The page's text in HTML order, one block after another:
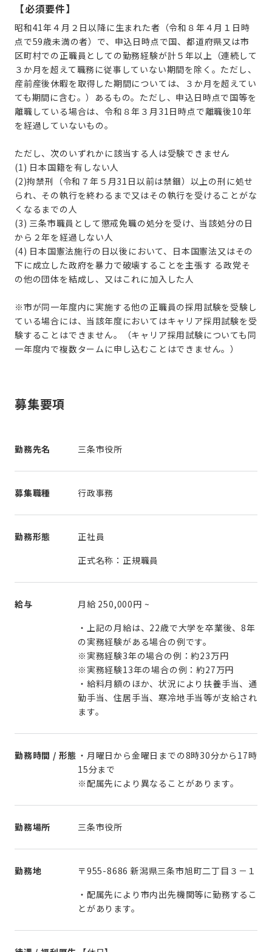
【必須要件】
昭和41年４月２日以降に生まれた者（令和８年４月１日時
点で59歳未満の者）で、申込日時点で国、都道府県又は市
区町村での正職員としての勤務経験が計５年以上（連続して
３か月を超えて職務に従事していない期間を除く。ただし、
産前産後休暇を取得した期間については、３か月を超えてい
ても期間に含む。）あるもの。ただし、申込日時点で国等を
離職している場合は、令和８年３月31日時点で離職後10年
を経過していないもの。
ただし、次のいずれかに該当する人は受験できません
(1) 日本国籍を有しない人
(2)拘禁刑（令和７年５月31日以前は禁錮）以上の刑に処せ
られ、その執行を終わるまで又はその執行を受けることがな
くなるまでの人
(3) 三条市職員として懲戒免職の処分を受け、当該処分の日
から２年を経過しない人
(4) 日本国憲法施行の日以後において、日本国憲法又はその
下に成立した政府を暴力で破壊することを主張す る政党そ
の他の団体を結成し、又はこれに加入した人
※市が同一年度内に実施する他の正職員の採用試験を受験し
ている場合には、当該年度においてはキャリア採用試験を受
験することはできません。（キャリア採用試験についても同
一年度内で複数タームに申し込むことはできません。）
募集要項
勤務先名 三条市役所
募集職種 行政事務
勤務形態
正社員
正式名称：正規職員
給与 月給 250,000円 ~
・上記の月給は、22歳で大学を卒業後、8年
の実務経験がある場合の例です。
※実務経験3年の場合の例：約23万円
※実務経験13年の場合の例：約27万円
・給料月額のほか、状況により扶養手当、通
勤手当、住居手当、寒冷地手当等が支給され
ます。
勤務時間 / 形態 ・月曜日から金曜日までの8時30分から17時
15分まで
※配属先により異なることがあります。
勤務場所 三条市役所
勤務地
〒955-8686 新潟県三条市旭町二丁目３－１
・配属先により市内出先機関等に勤務するこ
とがあります。